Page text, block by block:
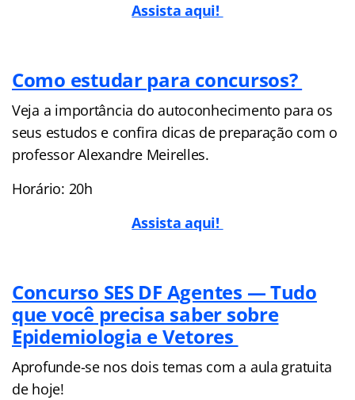
Assista aqui!
Como estudar para concursos?
Veja a importância do autoconhecimento para os
seus estudos e confira dicas de preparação com o
professor Alexandre Meirelles.
Horário: 20h
Assista aqui!
Concurso SES DF Agentes — Tudo
que você precisa saber sobre
Epidemiologia e Vetores
Aprofunde-se nos dois temas com a aula gratuita
de hoje!